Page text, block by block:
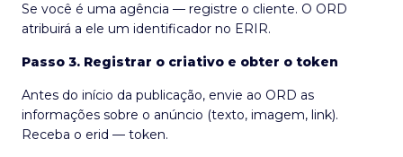
Se você é uma agência — registre o cliente. O ORD
atribuirá a ele um identificador no ERIR.
Passo 3. Registrar o criativo e obter o token
Antes do início da publicação, envie ao ORD as
informações sobre o anúncio (texto, imagem, link).
Receba o erid — token.